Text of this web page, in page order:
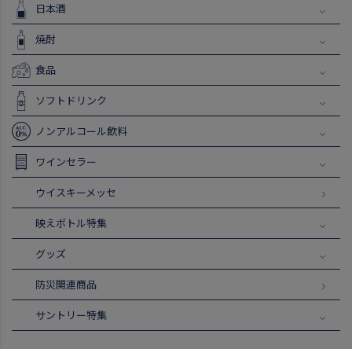
日本酒
焼酎
食品
ソフトドリンク
ノンアルコール飲料
ワインセラー
ウイスキーメッセ
映えボトル特集
グッズ
防災関連商品
サントリー特集